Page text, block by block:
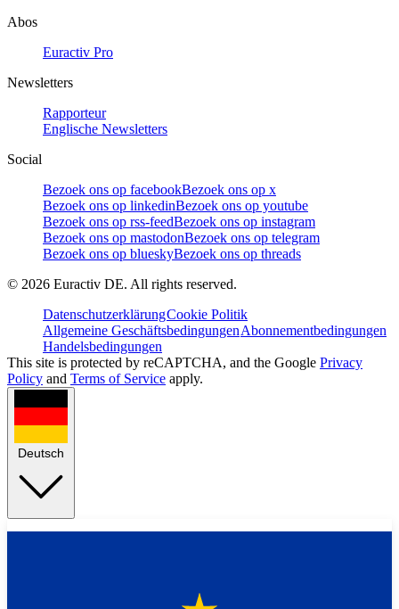
Abos
Euractiv Pro
Newsletters
Rapporteur
Englische Newsletters
Social
Bezoek ons op facebookBezoek ons op x
Bezoek ons op linkedinBezoek ons op youtube
Bezoek ons op rss-feedBezoek ons op instagram
Bezoek ons op mastodonBezoek ons op telegram
Bezoek ons op blueskyBezoek ons op threads
© 2026 Euractiv DE. All rights reserved.
DatenschutzerklärungCookie Politik
Allgemeine GeschäftsbedingungenAbonnementbedingungen
Handelsbedingungen
This site is protected by reCAPTCHA, and the Google Privacy
Policy and Terms of Service apply.
Deutsch